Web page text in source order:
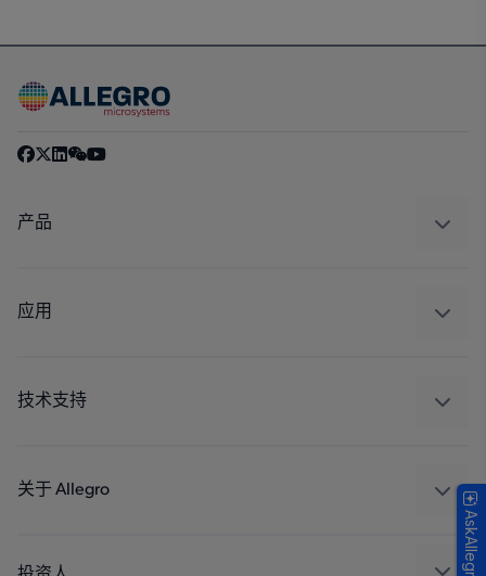
产品
调节
应用
工业
技术支持
封装
关于 Allegro
人才招聘 AskAllegro